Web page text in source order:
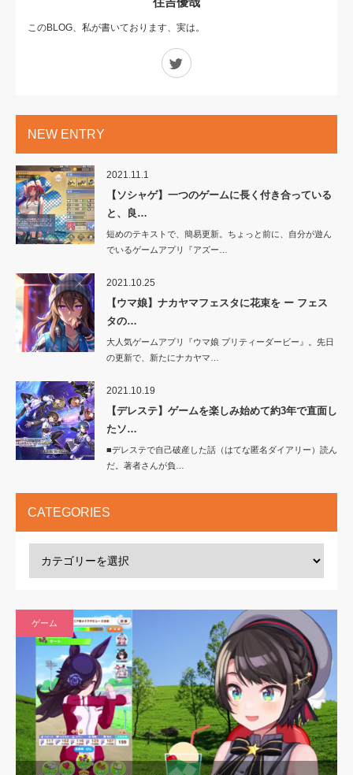
このBLOG、私が書いております、実は。
NEW ENTRY
2021.11.1
【ソシャゲ】一つのゲームに長く付き合っている
と、良…
短めのテキストで、簡易更新。ちょっと前に、自分が遊ん
でいるゲームアプリ『アズー…
2021.10.25
【ウマ娘】ナカヤマフェスタに花束を ー フェス
タの…
大人気ゲームアプリ『ウマ娘 プリティーダービー』。先日
の更新で、新たにナカヤマ…
2021.10.19
【デレステ】ゲームを楽しみ始めて約3年で直面し
たソ…
■デレステで自己破産した話（はてな匿名ダイアリー）読ん
だ。著者さんが負…
CATEGORIES
ゲーム